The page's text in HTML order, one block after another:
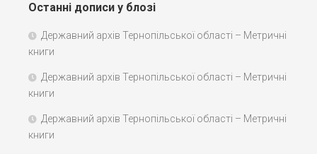
Останні дописи у блозі
Державний архів Тернопільської області – Метричні
книги
Державний архів Тернопільської області – Метричні
книги
Державний архів Тернопільської області – Метричні
книги